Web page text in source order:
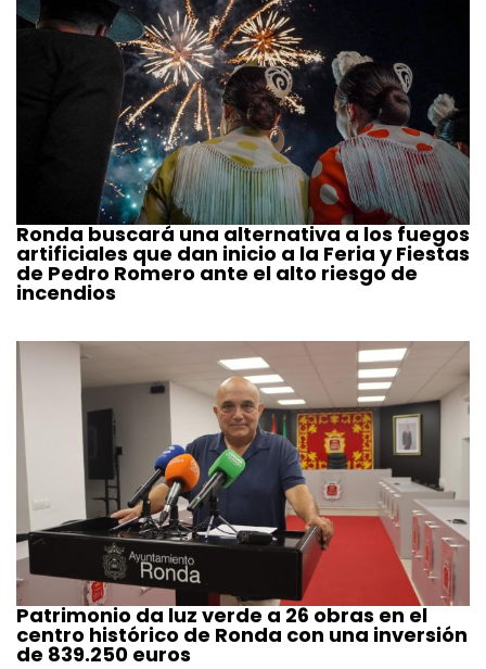
Ronda buscará una alternativa a los fuegos
artificiales que dan inicio a la Feria y Fiestas
de Pedro Romero ante el alto riesgo de
incendios
Patrimonio da luz verde a 26 obras en el
centro histórico de Ronda con una inversión
de 839.250 euros